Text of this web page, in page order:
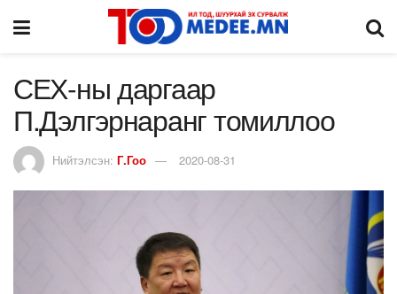
СЕХ-ны даргаар
П.Дэлгэрнаранг томиллоо
Нийтэлсэн: Г.Гоо 2020-08-31